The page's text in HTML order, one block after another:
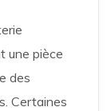
une pièce
des
Certaines